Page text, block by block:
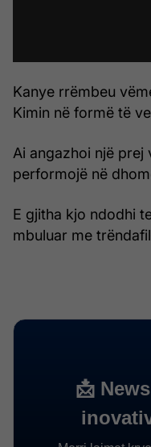
Kanye rrëmbeu
Kimin në formë të
Ai angazhoi një prej
performojë në
E gjitha kjo ndodhi
mbuluar me